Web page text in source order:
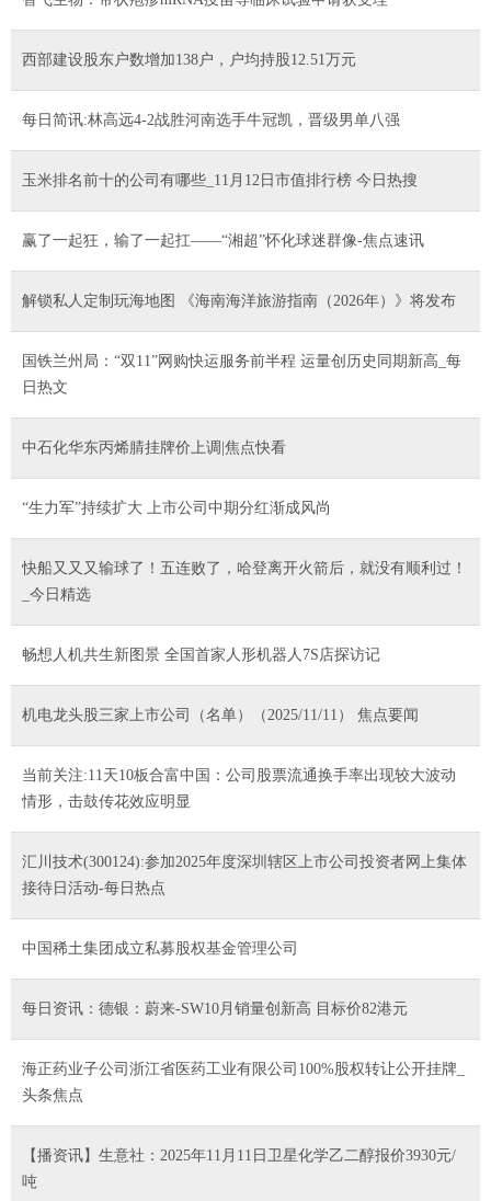
西部建设股东户数增加138户，户均持股12.51万元
每日简讯:林高远4-2战胜河南选手牛冠凯，晋级男单八强
玉米排名前十的公司有哪些_11月12日市值排行榜 今日热搜
​赢了一起狂，输了一起扛——“湘超”怀化球迷群像-焦点速讯
解锁私人定制玩海地图 《海南海洋旅游指南（2026年）》将发布
国铁兰州局：“双11”网购快运服务前半程 运量创历史同期新高_每
日热文
中石化华东丙烯腈挂牌价上调|焦点快看
“生力军”持续扩大 上市公司中期分红渐成风尚
快船又又又输球了！五连败了，哈登离开火箭后，就没有顺利过！
_今日精选
畅想人机共生新图景 全国首家人形机器人7S店探访记
机电龙头股三家上市公司（名单）（2025/11/11） 焦点要闻
当前关注:11天10板合富中国：公司股票流通换手率出现较大波动
情形，击鼓传花效应明显
汇川技术(300124):参加2025年度深圳辖区上市公司投资者网上集体
接待日活动-每日热点
中国稀土集团成立私募股权基金管理公司
每日资讯：德银：蔚来-SW10月销量创新高 目标价82港元
海正药业子公司浙江省医药工业有限公司100%股权转让公开挂牌_
头条焦点
【播资讯】生意社：2025年11月11日卫星化学乙二醇报价3930元/
吨